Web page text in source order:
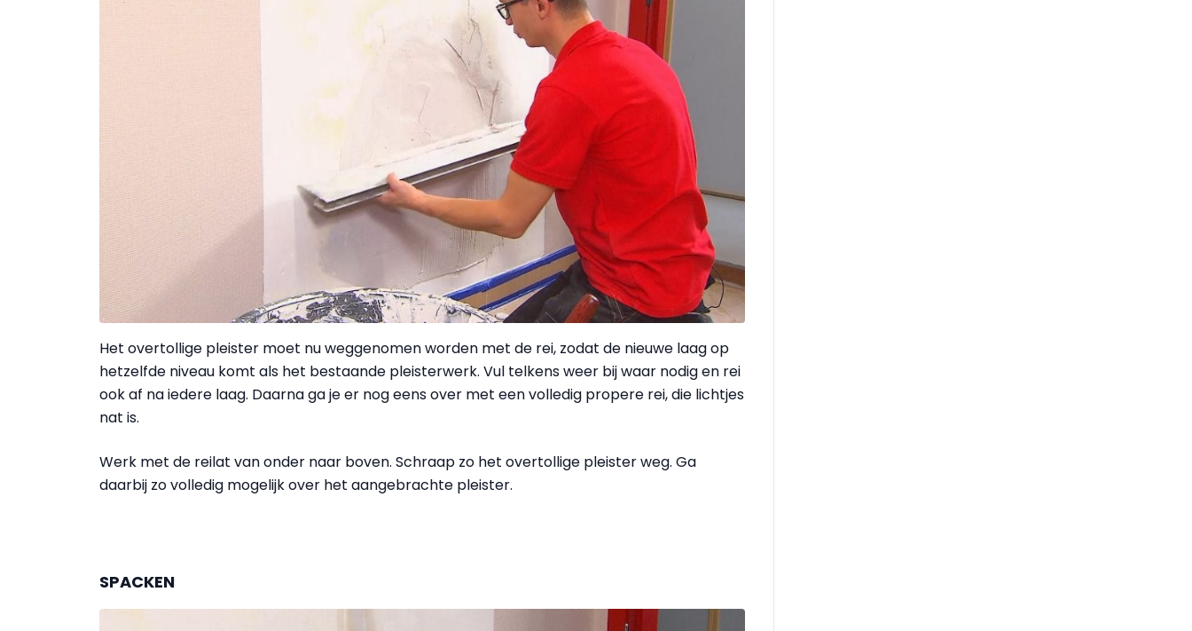
Het overtollige pleister moet nu weggenomen worden met de rei, zodat de nieuwe laag op
hetzelfde niveau komt als het bestaande pleisterwerk. Vul telkens weer bij waar nodig en rei
ook af na iedere laag. Daarna ga je er nog eens over met een volledig propere rei, die lichtjes
nat is.
Werk met de reilat van onder naar boven. Schraap zo het overtollige pleister weg. Ga
daarbij zo volledig mogelijk over het aan­gebrachte pleister.
SPACKEN